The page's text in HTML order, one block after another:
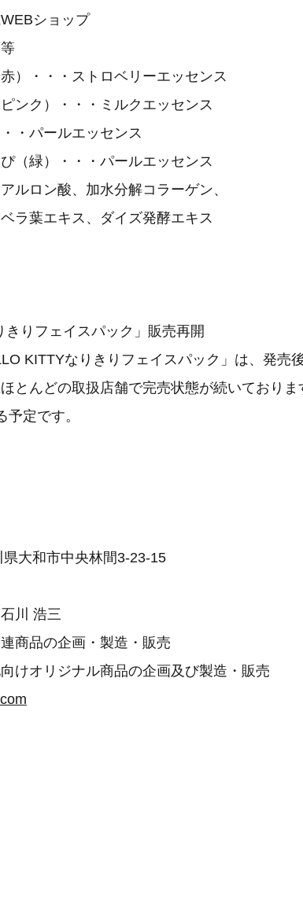
ショップ
）・・・ストロベリーエッセンス
）・・・ミルクエッセンス
ールエッセンス
）・・・パールエッセンス
ルロン酸、加水分解コラーゲン、
、ダイズ発酵エキス
りフェイスパック」販売再開
KITTYなりきりフェイスパック」は、発売後
とんどの取扱店舗で完売状態が続いておりま
定です。
大和市中央林間3-23-15
川 浩三
関連商品の企画・製造・販売
ジナル商品の企画及び製造・販売